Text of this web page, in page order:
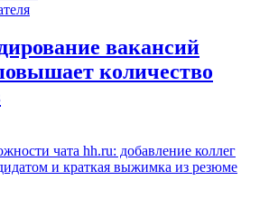
вакансий
количество